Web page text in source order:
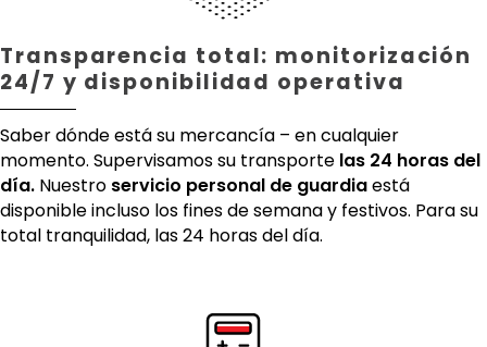
Transparencia total: monitorización
24/7 y disponibilidad operativa
Saber dónde está su mercancía – en cualquier
momento. Supervisamos su transporte las 24 horas del
día. Nuestro servicio personal de guardiaestá
disponible incluso los fines de semana y festivos. Para su
total tranquilidad, las 24 horas del día.